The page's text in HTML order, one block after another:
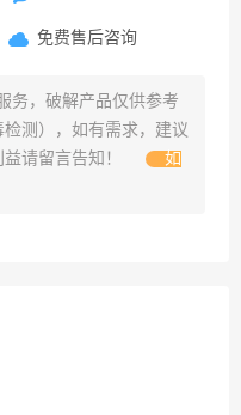
免费售后咨询
务，破解产品仅供参考
测），如有需求，建议
请留言告知！
如